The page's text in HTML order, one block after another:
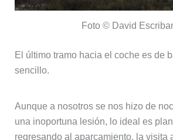
Foto © David
El último tramo hacia el coche es de
sencillo.
Aunque a nosotros se nos hizo de
una inoportuna lesión, lo ideal es
regresando al aparcamiento, la visita